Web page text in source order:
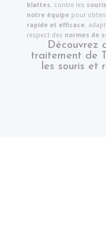
blattes, contre les souris
notre équipe pour
rapide et efficace,
respect des normes de
Découvrez
traitement de
les souris et